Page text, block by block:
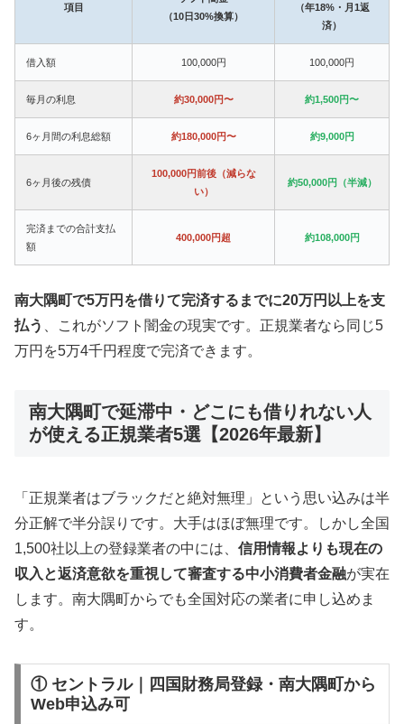
項目
（10日30%換算）
（年18%・月1返
済）
借入額 100,000円 100,000円
毎月の利息 約30,000円〜 約1,500円〜
6ヶ月間の利息総額 約180,000円〜 約9,000円
6ヶ月後の残債
100,000円前後（減らな
い）
約50,000円（半減）
完済までの合計支払
額
400,000円超 約108,000円
南大隅町で5万円を借りて完済するまでに20万円以上を支
払う
、これがソフト闇金の現実です。正規業者なら同じ5
万円を5万4千円程度で完済できます。
南大隅町で延滞中・どこにも借りれない人
が使える正規業者5選【2026年最新】
「正規業者はブラックだと絶対無理」という思い込みは半
分正解で半分誤りです。大手はほぼ無理です。しかし全国
1,500社以上の登録業者の中には、 信用情報よりも現在の
収入と返済意欲を重視して審査する中小消費者金融が実在
します。南大隅町からでも全国対応の業者に申し込めま
す。
① セントラル｜四国財務局登録・南大隅町から
Web申込み可